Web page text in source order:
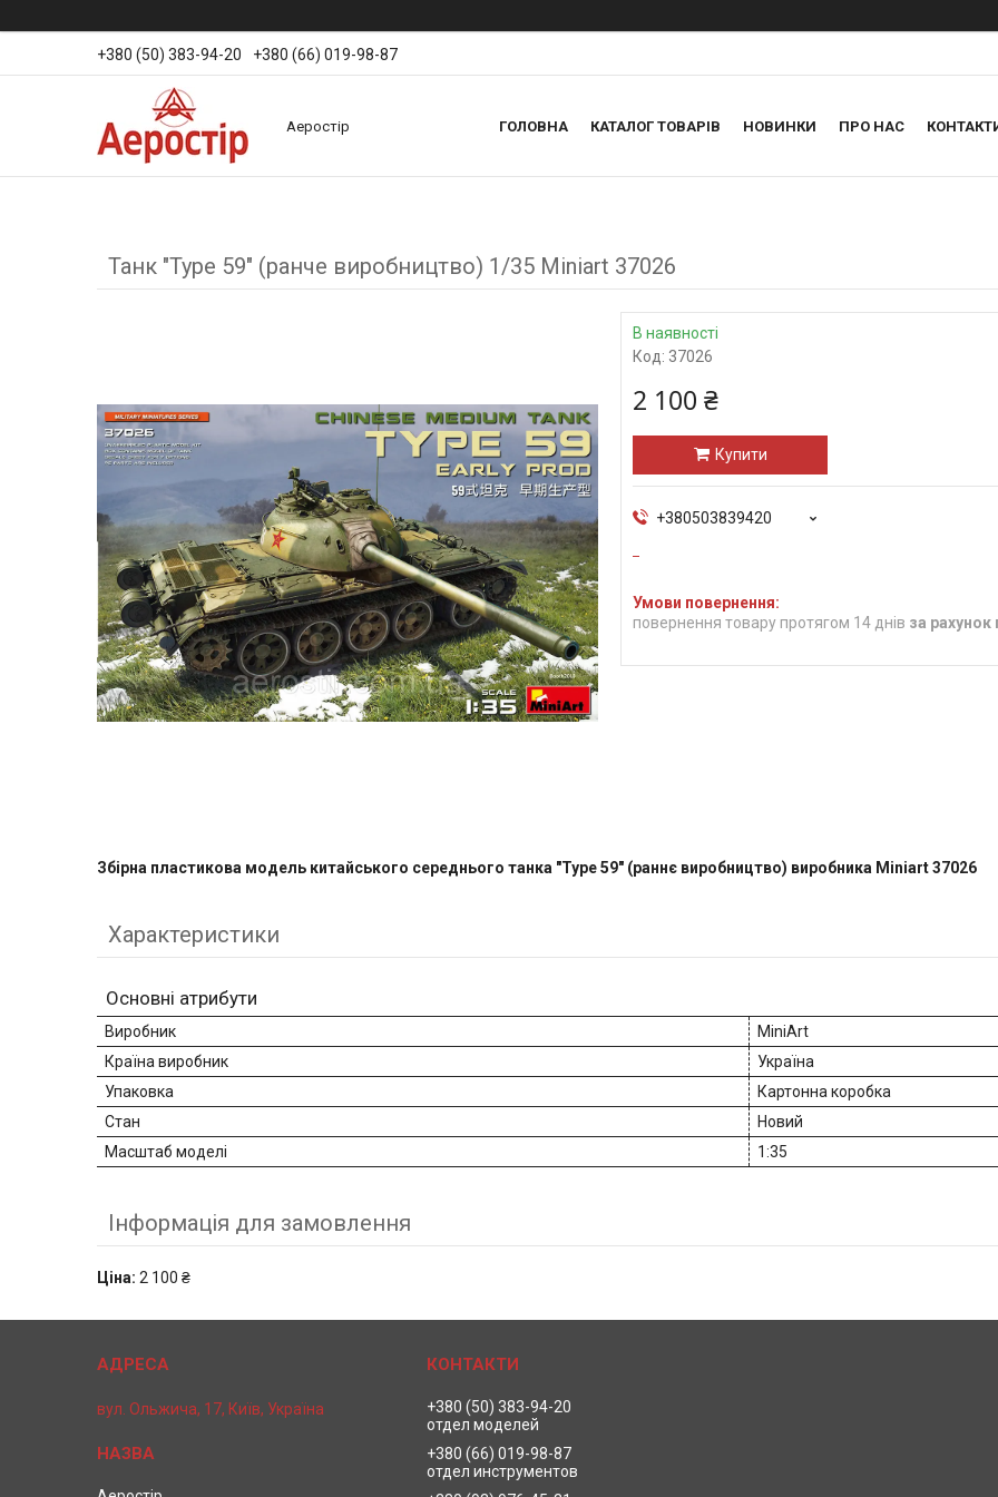
+380 (50) 383-94-20 +380 (66) 019-98-87
Аеростір ГОЛОВНА КАТАЛОГ ТОВАРІВ НОВИНКИ ПРО НАС
Танк "Type 59" (ранче виробництво) 1/35 Miniart 37026
В наявності
Код: 37026
2 100 ₴
Купити
+380503839420
повернення товару протягом 14 днів за рахунок
Збірна пластикова модель китайського середнього танка "Type 59" (раннє виробництво) виробника Miniart 37026
Характеристики
Основні атрибути
Виробник
MiniArt
Країна виробник
Україна
Упаковка
Картонна коробка
Стан
Новий
Масштаб моделі
1:35
Інформація для замовлення
Ціна: 2 100 ₴
вул. Ольжича, 17, Київ, Україна
+380 (50) 383-94-20
отдел моделей
+380 (66) 019-98-87
отдел инструментов